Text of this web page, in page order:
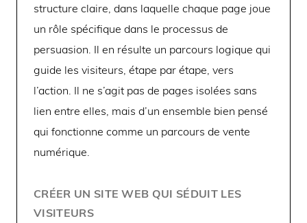
structure claire, dans laquelle chaque page joue
un rôle spécifique dans le processus de
persuasion. Il en résulte un parcours logique qui
guide les visiteurs, étape par étape, vers
l’action. Il ne s’agit pas de pages isolées sans
lien entre elles, mais d’un ensemble bien pensé
qui fonctionne comme un parcours de vente
numérique.
CRÉER UN SITE WEB QUI SÉDUIT LES
VISITEURS